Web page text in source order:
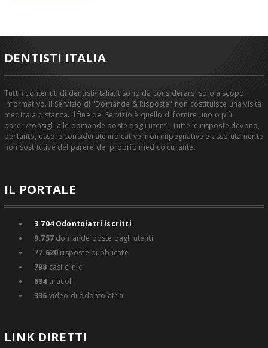
DENTISTI ITALIA
Tutti i contenuti di dentisti-italia.it sono da considerarsi solo a scopo
informativo. Il Servizio di "Domande & Risposte" non costituisce una visita
medica a distanza. Il fine del Servizio è quello di fornire uno o più
pareri/consigli alle domande poste dagli utenti. Tutte le risposte devono,
pertanto, essere considerate indicative, non impegnative e assolutamente
non sostitutive del parere del proprio medico curante.
IL PORTALE
3.704Odontoiatri iscritti
9.757domande poste dagli utenti
77.620 risposte pubblicate
798 casi clinici
634 articoli
336 video di odontoiatria
LINK DIRETTI